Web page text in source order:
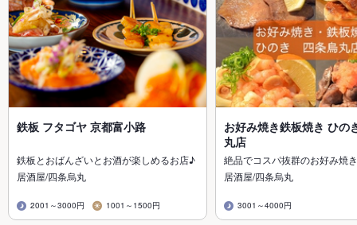
鉄板 フタゴヤ 京都富小路
鉄板とおばんざいとお酒が楽しめるお店♪
居酒屋/四条烏丸
2001～3000円 1001～1500円
お好み焼き鉄板焼き ひの
丸店
絶品でコスパ抜群のお好み焼
居酒屋/四条烏丸
3001～4000円